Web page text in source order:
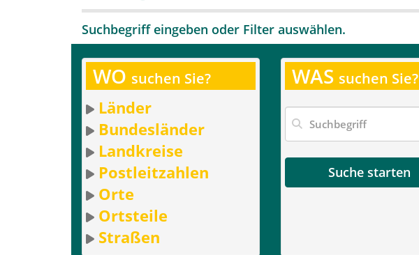
Suchbegriff eingeben oder Filter auswählen.
WO suchen Sie?
Länder
Bundesländer
Landkreise
Postleitzahlen
Orte
Ortsteile
Straßen
WAS suchen Sie?
Suche starten